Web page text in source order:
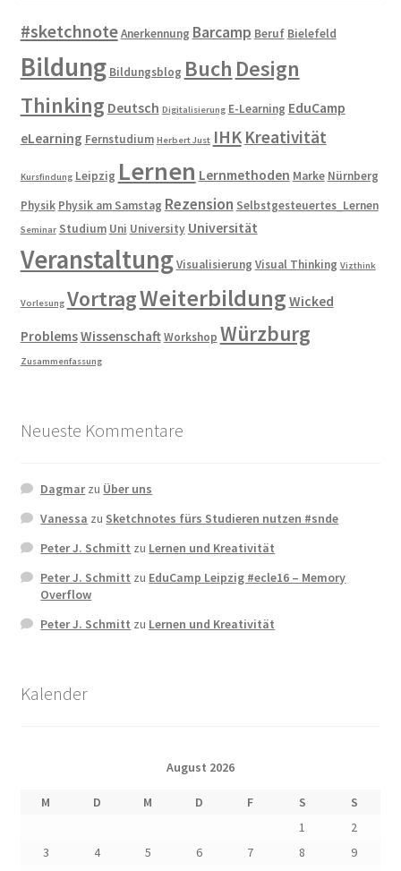
#sketchnoteAnerkennung Barcamp Beruf Bielefeld
Bildung Bildungsblog Buch Design
Thinking Deutsch Digitalisierung E-Learning EduCamp
eLearning Fernstudium Herbert Just IHK Kreativität
Kursfindung Leipzig Lernen Lernmethoden Marke Nürnberg
Physik Physik am Samstag Rezension Selbstgesteuertes_Lernen
Seminar Studium Uni University Universität
VeranstaltungVisualisierung Visual Thinking Vizthink
Vorlesung VortragWeiterbildung Wicked
ProblemsWissenschaftWorkshop Würzburg
Zusammenfassung
Neueste Kommentare
Dagmarzu Über uns
Vanessa zu Sketchnotes fürs Studieren nutzen #snde
Peter J. Schmitt zu Lernen und Kreativität
Peter J. Schmitt zu EduCamp Leipzig #ecle16 – Memory
Overflow
Peter J. Schmitt zu Lernen und Kreativität
Kalender
August 2026
M D M D F S
S
1
2
3
4 5 6 7 8
9